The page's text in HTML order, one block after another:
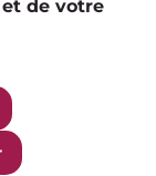
de votre